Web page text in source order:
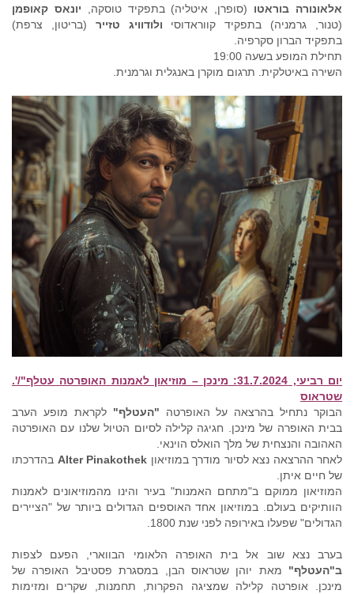
אלאונורה בוראטו (סופרן, איטליה) בתפקיד טוסקה, יונאס קאופמן
(טנור, גרמניה) בתפקיד קווראדוסי ולודוויג טזייר (בריטון, צרפת)
בתפקיד הברון סקרפיה.
תחילת המופע בשעה 19:00
השירה באיטלקית. תרגום מוקרן באנגלית וגרמנית.
יום רביעי, 31.7.2024: מינכן – מוזיאון לאמנות האופרטה עטלף"/'.
שטראוס
הבוקר נתחיל בהרצאה על האופרטה "העטלף" לקראת מופע הערב
בבית האופרה של מינכן. חגיגה קלילה לסיום הטיול שלנו עם האופרטה
האהובה והנצחית של מלך הואלס הוינאי.
לאחר ההרצאה נצא לסיור מודרך במוזיאון Alter Pinakothek בהדרכתו
של חיים איתן.
המוזיאון ממוקם ב"מתחם האמנות" בעיר והינו מהמוזיאונים לאמנות
הוותיקים בעולם. במוזיאון אחד האוספים הגדולים ביותר של "הציירים
הגדולים" שפעלו באירופה לפני שנת 1800.
בערב נצא שוב אל בית האופרה הלאומי הבווארי, הפעם לצפות
ב"העטלף" מאת יוהן שטראוס הבן, במסגרת פסטיבל האופרה של
מינכן. אופרטה קלילה שמציגה הפקרות, תחמנות, שקרים ומזימות